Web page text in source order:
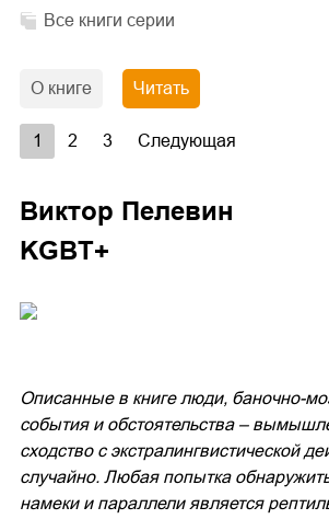
Все книги серии
О книге Читать
1 2 3 Следующая
Виктор Пелевин
KGBT+
Описанные в книге люди, баночно-
события и обстоятельства –
сходство с экстралингвистической
случайно. Любая попытка
намеки и параллели является